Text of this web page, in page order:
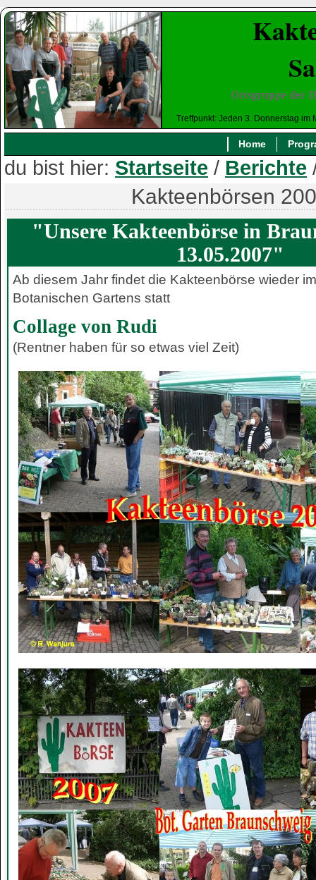
Ortsgruppe der
Treffpunkt: Jeden 3. Donnerstag im
Home
du bist hier: Startseite / Berichte
Kakteenbörsen
"Unsere Kakteenbörse in
13.05.2007"
Ab diesem Jahr findet die Kakteenbörse wieder
Botanischen Gartens statt
Collage von Rudi
(Rentner haben für so etwas viel Zeit)